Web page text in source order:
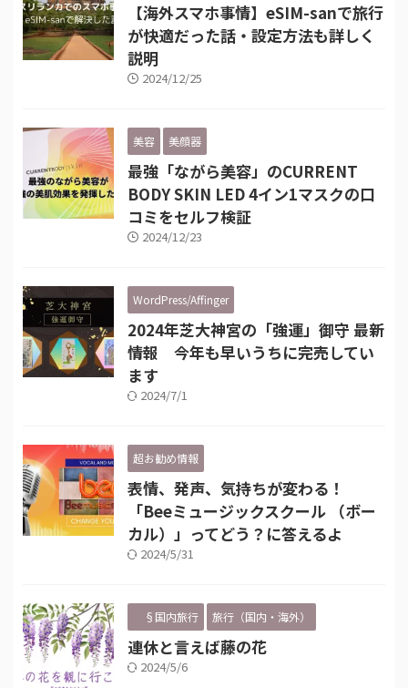
【海外スマホ事情】eSIM-sanで旅行
が快適だった話・設定方法も詳しく
説明
2024/12/25
美容 美顔器
最強「ながら美容」のCURRENT
BODY SKIN LED 4イン1マスクの口
コミをセルフ検証
2024/12/23
WordPress/Affinger
2024年芝大神宮の「強運」御守 最新
情報 今年も早いうちに完売してい
ます
2024/7/1
超お勧め情報
表情、発声、気持ちが変わる！
「Beeミュージックスクール （ボー
カル）」ってどう？に答えるよ
2024/5/31
§国内旅行 旅行（国内・海外）
連休と言えば藤の花
2024/5/6